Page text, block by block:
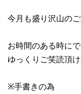
今月も盛り沢山の
お時間のある時に
ゆっくりご笑読頂
※手書きの為